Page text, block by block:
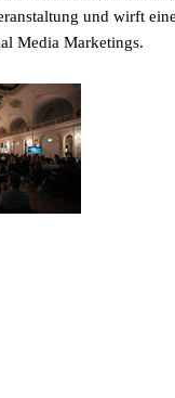
und wirft
Media Marketings.